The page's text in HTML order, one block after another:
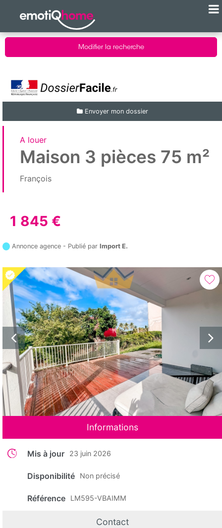
Modifier la recherche
Envoyer mon dossier
A louer
Maison 3 pièces 75 m²
François
1 845 €
Annonce agence - Publié parImport E.
Informations
Mis à jour 23 juin 2026
Disponibilité Non précisé
Référence LM595-VBAIMM
Contact